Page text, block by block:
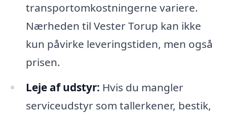
transportomkostningerne variere.
Nærheden til Vester Torup kan ikke
kun påvirke leveringstiden, men også
prisen.
Leje af udstyr: Hvis du mangler
serviceudstyr som tallerkener, bestik,